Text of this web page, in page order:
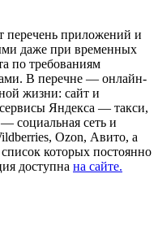
перечень приложений и
даже при временных
по требованиям
В перечне — онлайн-
жизни: сайт и
Яндекса — такси,
социальная сеть и
Ozon, Авито, а
которых постоянно
доступна на сайте.